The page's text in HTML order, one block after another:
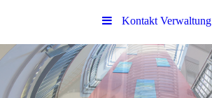
Kontakt Verwaltung